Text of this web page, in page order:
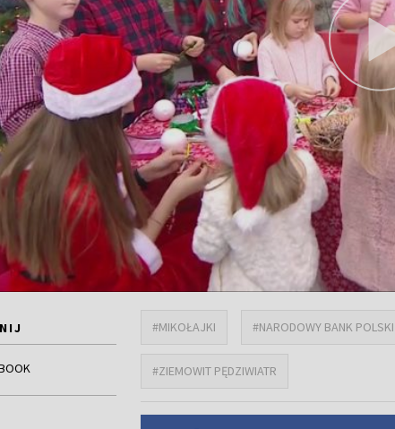
#MIKOŁAJKI #NARODOWY BANK POLSKI
#ZIEMOWIT PĘDZIWIATR